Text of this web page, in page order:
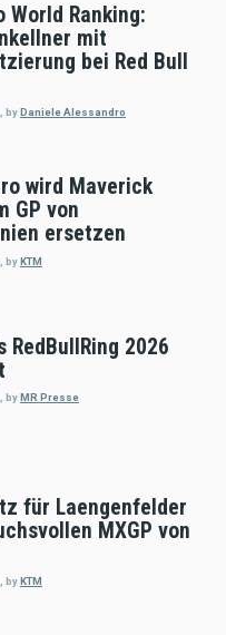
World Ranking:
mit
bei Red Bull
byDaniele Alessandro
wird Maverick
GP von
ersetzen
byKTM
RedBullRing 2026
, by MR Presse
für Laengenfelder
MXGP von
byKTM